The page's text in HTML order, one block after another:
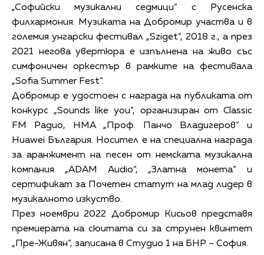
„Софийски музикални седмици“ с Русенска
филхармония. Музиката на Добромир участва и в
големия унгарски фестивал „Sziget“, 2018 г., а през
2021 негова увертюра е изпълнена на живо със
симфоничен оркестър в рамките на фестивала
„Sofia Summer Fest“.
Добромир е удостоен с награда на публиката от
конкурс „Sounds like you”, организиран от Classic
FM Радио, НМА „Проф. Панчо Владигеров“ и
Huawei България. Носител е на специална награда
за аранжимент на песен от немската музикална
компания „ADAM Audio“, „Златна монета“ и
сертификат за Почетен статут на млад лидер в
музикалното изкуство.
През ноември 2022 Добромир Кисьов представя
премиерата на сюитата си за струнен квинтет
„Пре-Живян“, записана в Студио 1 на БНР – София.